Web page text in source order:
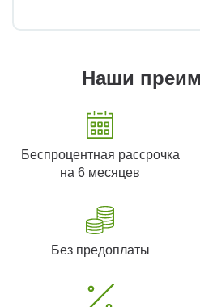
Наши
Беспроцентная рассрочка
на 6 месяцев
Без предоплаты